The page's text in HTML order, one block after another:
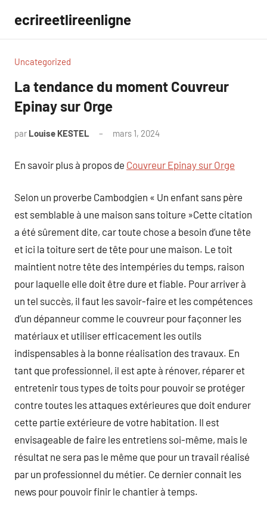
contenu
ecrireetlireenligne
Uncategorized
La tendance du moment Couvreur
Epinay sur Orge
par Louise KESTEL mars 1, 2024
En savoir plus à propos de Couvreur Epinay sur Orge
Selon un proverbe Cambodgien « Un enfant sans père
est semblable à une maison sans toiture »Cette citation
a été sûrement dite, car toute chose a besoin d’une tête
et ici la toiture sert de tête pour une maison. Le toit
maintient notre tête des intempéries du temps, raison
pour laquelle elle doit être dure et fiable. Pour arriver à
un tel succès, il faut les savoir-faire et les compétences
d’un dépanneur comme le couvreur pour façonner les
matériaux et utiliser efficacement les outils
indispensables à la bonne réalisation des travaux. En
tant que professionnel, il est apte à rénover, réparer et
entretenir tous types de toits pour pouvoir se protéger
contre toutes les attaques extérieures que doit endurer
cette partie extérieure de votre habitation. Il est
envisageable de faire les entretiens soi-même, mais le
résultat ne sera pas le même que pour un travail réalisé
par un professionnel du métier. Ce dernier connait les
news pour pouvoir finir le chantier à temps.